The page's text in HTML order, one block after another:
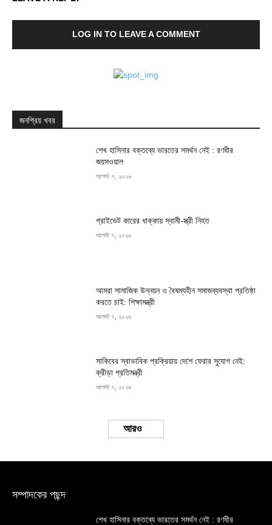
LOG IN TO LEAVE A COMMENT
জনপ্রিয় খবর
শেখ হাসিনার বক্তব্যে ভারতের সমর্থন নেই : রণধীর
জয়সওয়াল
আগস্ট ৭, ২০২৬
প্রাইভেট কারের ধাক্কায় স্বামী-স্ত্রী নিহত
আগস্ট ৭, ২০২৬
আমরা সামাজিক উন্নয়ন ও বৈষম্যহীন সমাজব্যবস্থা প্রতিষ্ঠা
করতে চাই: শিক্ষামন্ত্রী
আগস্ট ৭, ২০২৬
সাকিবের স্বাভাবিক প্রক্রিয়ায় দেশে ফেরার সুযোগ নেই:
ক্রীড়া প্রতিমন্ত্রী
আগস্ট ৭, ২০২৬
Load more
সম্পাদকের পছন্দ
শেখ হাসিনার বক্তব্যে ভারতের সমর্থন নেই : রণধীর